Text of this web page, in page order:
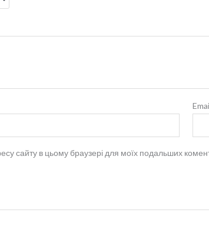
сайту в цьому браузері для моїх подальших